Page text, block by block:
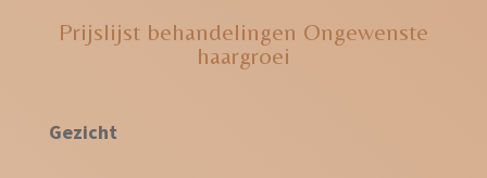
Prijslijst behandelingen Ongewenste
haargroei
Gezicht